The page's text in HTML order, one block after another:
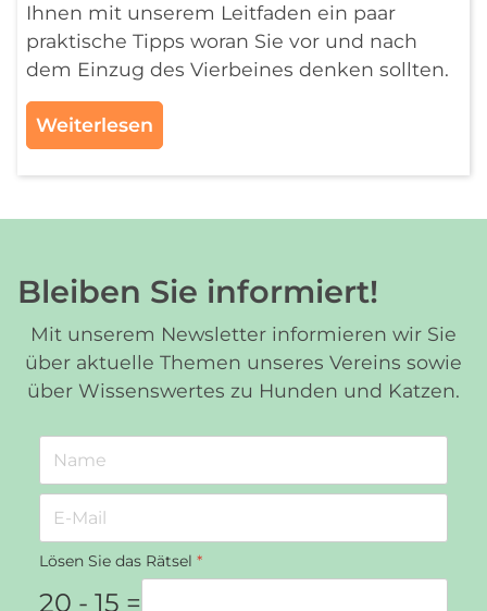
Ihnen mit unserem Leitfaden ein paar
praktische Tipps woran Sie vor und nach
dem Einzug des Vierbeines denken sollten.
Weiterlesen
Bleiben Sie informiert!
Mit unserem Newsletter informieren wir Sie
über aktuelle Themen unseres Vereins sowie
über Wissenswertes zu Hunden und Katzen.
Lösen Sie das Rätsel *
20 - 15 =